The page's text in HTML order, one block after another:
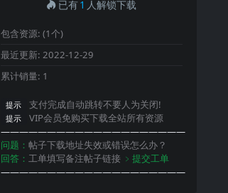
已有1 人解锁下载
包含资源: (1个)
最近更新: 2022-12-29
累计销量: 1
提示 支付完成自动跳转不要人为关闭!
提示
VIP会员免购买下载全站所有资源
————————————————————
问题： 帖子下载地址失效或错误怎么办？
回答： 工单填写备注帖子链接 ﹥提交工单
————————————————————